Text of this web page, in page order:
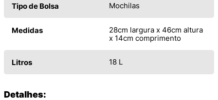
Tipo de Bolsa Mochilas
Medidas
28cm largura x 46cm altura
x 14cm comprimento
Litros 18 L
Detalhes: